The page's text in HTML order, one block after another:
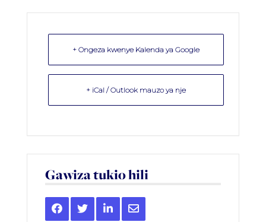
+ Ongeza kwenye Kalenda ya Google
+ iCal / Outlook mauzo ya nje
Gawiza tukio hili
ShareShareShareShare